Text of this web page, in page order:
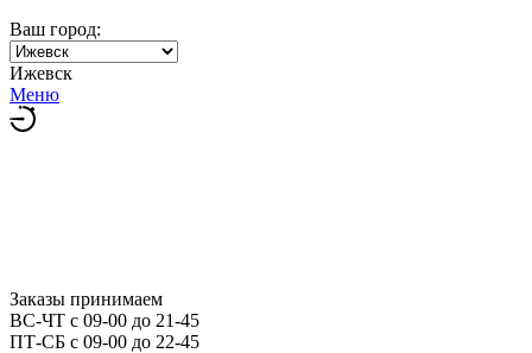
Ваш город:
Ижевск
Меню
Заказы принимаем
ВС-ЧТ с 09-00 до 21-45
ПТ-СБ с 09-00 до 22-45